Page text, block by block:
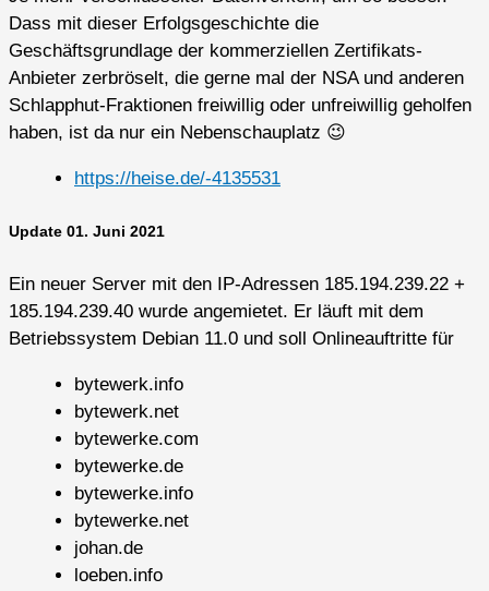
Dass mit dieser Erfolgsgeschichte die
Geschäftsgrundlage der kommerziellen Zertifikats-
Anbieter zerbröselt, die gerne mal der NSA und anderen
Schlapphut-Fraktionen freiwillig oder unfreiwillig geholfen
haben, ist da nur ein Nebenschauplatz 😉
https://heise.de/-4135531
Update 01. Juni 2021
Ein neuer Server mit den IP-Adressen 185.194.239.22 +
185.194.239.40 wurde angemietet. Er läuft mit dem
Betriebssystem Debian 11.0 und soll Onlineauftritte für
bytewerk.info
bytewerk.net
bytewerke.com
bytewerke.de
bytewerke.info
bytewerke.net
johan.de
loeben.info